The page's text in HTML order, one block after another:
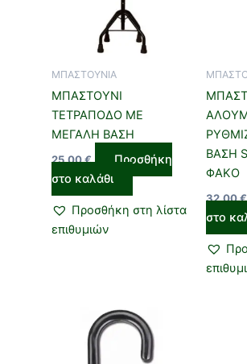
ΜΠΑΣΤΟΥΝΙΑ
ΜΠΑΣΤΟΥΝΙ
ΤΕΤΡΑΠΟΔΟ ΜΕ
ΜΕΓΑΛΗ ΒΑΣΗ
25,00€
Προσθήκη
στο καλάθι
Προσθήκη στη λίστα
επιθυμιών
ΒΑΣΗ
ΦΑΚΟ
32,00€
στο